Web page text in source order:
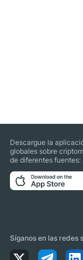
Descargue la
globales sobre
de diferentes fuentes:
Síganos en las redes